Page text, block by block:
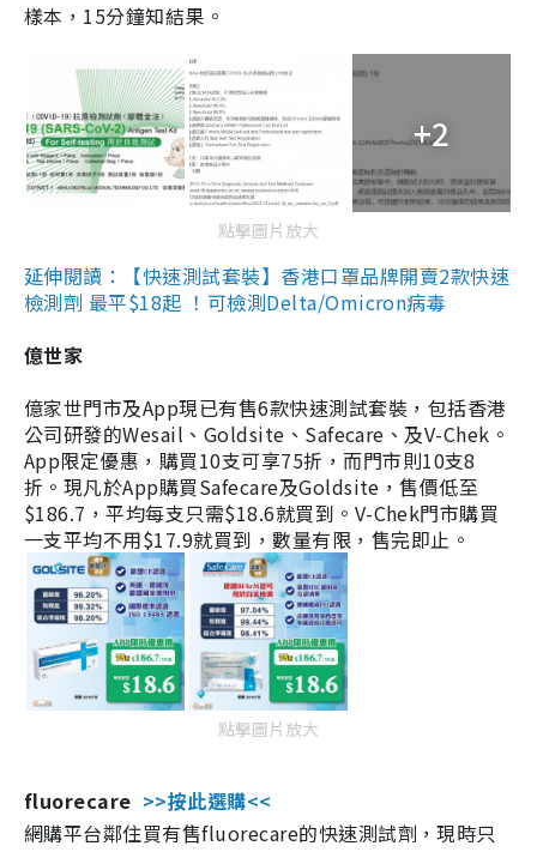
樣本，15分鐘知結果。
+2
點擊圖片放大
延伸閱讀：【快速測試套裝】香港口罩品牌開賣2款快速
檢測劑 最平$18起 ！可檢測Delta/Omicron病毒
億世家
億家世門市及App現已有售6款快速測試套裝，包括香港
公司研發的Wesail、Goldsite、Safecare、及V-Chek。
App限定優惠，購買10支可享75折，而門市則10支8
折。現凡於App購買Safecare及Goldsite，售價低至
$186.7，平均每支只需$18.6就買到。V-Chek門市購買
一支平均不用$17.9就買到，數量有限，售完即止。
點擊圖片放大
fluorecare >>按此選購<<
網購平台鄰住買有售fluorecare的快速測試劑，現時只